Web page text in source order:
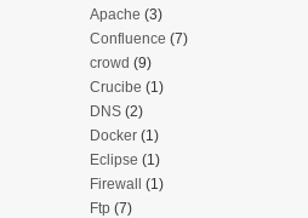
Apache (3)
Confluence (7)
crowd (9)
Crucibe (1)
DNS(2)
Docker(1)
Eclipse (1)
Firewall (1)
Ftp(7)